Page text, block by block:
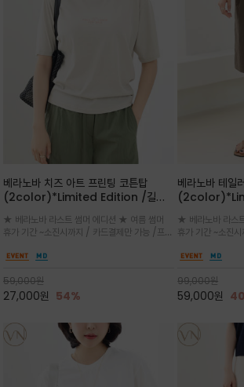
베라노바 치즈 아트 프린팅 코튼탑
(2color)*Limited Edition /길어
세요 ^^
★ 베라노바 라스트 썸머 에디션 ★ 여름 썸머
휴가 기간 ~소진시까지 / 카드결제만 가능 /프론
러스트 프린트가 더해져 과하지 않으면서도 세련
59,000원
27,000원 54%
베라노바 테일
^^
★ 베라노바 라스
휴가 기간 ~소진
은은한 매트 컬러
99,000원
59,000원